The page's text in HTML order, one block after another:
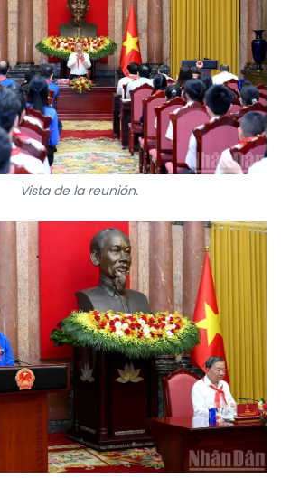
FRANÇAIS
РУССКИЙ
Vista de la reunión.